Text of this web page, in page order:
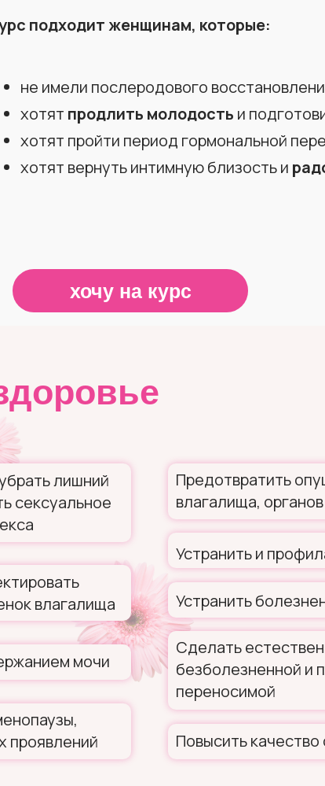
не имели послеродового
хотят продлить молодость и
хотят пройти период гормональной
хотят вернуть интимную близость и
подходит женщинам, которые:
хочу на курс
лишний
сексуальное
Предотвратить
влагалища,
влагалища
Устранить и
мочи
Устранить
проявлений
Сделать
безболезненной и
переносимой
Повысить